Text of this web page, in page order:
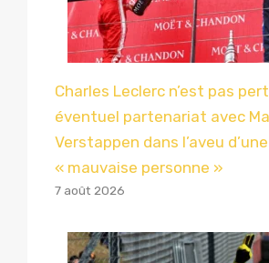
Charles Leclerc n’est pas
éventuel partenariat avec
Verstappen dans l’aveu d’une
« mauvaise personne »
7 août 2026